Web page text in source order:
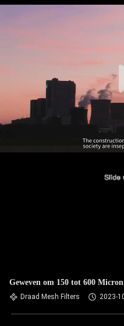
Geweven om 150 tot 600
Draad Mesh Filters 2023-